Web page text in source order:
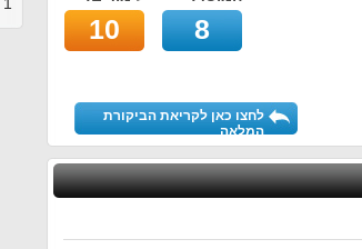
10 8
לחצו כאן לקריאת הביקורת
המלאה